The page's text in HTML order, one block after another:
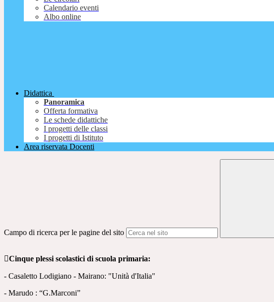
Calendario eventi
Albo online
Didattica
Panoramica
Offerta formativa
Le schede didattiche
I progetti delle classi
I progetti di Istituto
Area riservata Docenti
Campo di ricerca per le pagine del sito
Cinque plessi scolastici di scuola primaria:
- Casaletto Lodigiano - Mairano: "Unità d'Italia"
- Marudo : “G.Marconi”